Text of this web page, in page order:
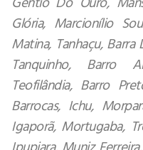
Glória, Marcionílio
Matina, Tanhaçu,
Tanquinho, Barro
Teofilândia, Barro
Barrocas, Ichu,
Igaporã, Mortugaba,